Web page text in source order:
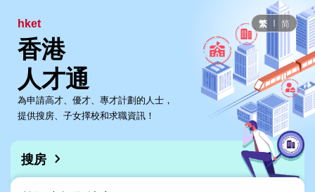
hket 繁 简
香港
人才通
為申請高才、優才、專才計劃的人士，
提供搜房、子女擇校和求職資訊！
搜房